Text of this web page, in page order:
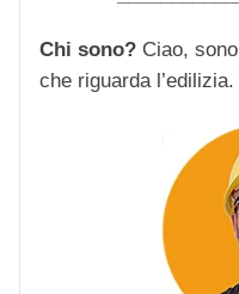
Chi sono? Ciao, sono
che riguarda l’edilizia.